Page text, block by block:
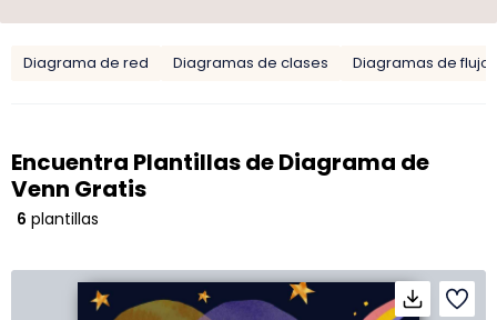
Diagrama de red Diagramas de clases Diagramas de flujo
Encuentra Plantillas de Diagrama de
Venn Gratis
6 plantillas